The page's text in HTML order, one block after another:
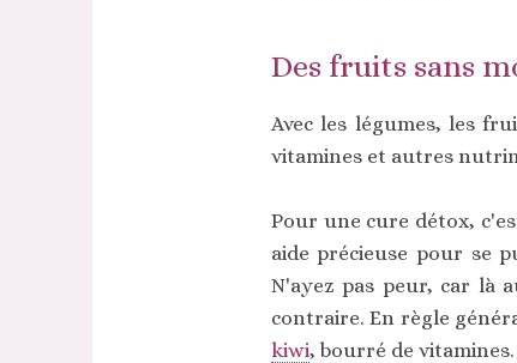
Des fruits sans
Avec les légumes, les
vitamines et autres
Pour une cure détox,
aide précieuse pour se
N'ayez pas peur, car là
contraire. En règle
kiwi, bourré de vitamines.